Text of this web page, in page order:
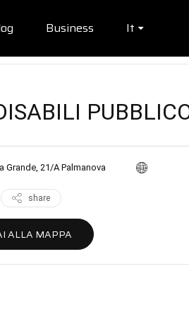
Business It
Grande, 21/A Palmanova
share
ALLA MAPPA